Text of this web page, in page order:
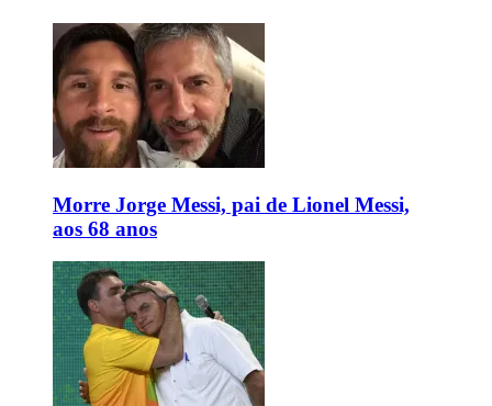
Morre Jorge Messi, pai de Lionel Messi,
aos 68 anos